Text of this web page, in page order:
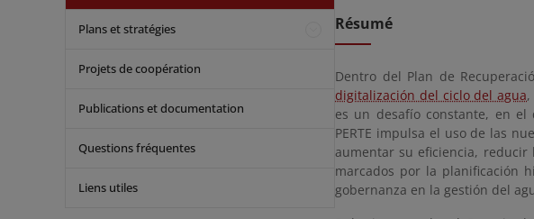
Plans et stratégies
Projets de coopération
Publications et documentation
Questions fréquentes
Liens utiles
Résumé
Dentro del Plan de
digitalización del ciclo del agua
es un desafío constante, en
PERTE impulsa el uso de las
aumentar su eficiencia,
marcados por la planificación
gobernanza en la gestión del